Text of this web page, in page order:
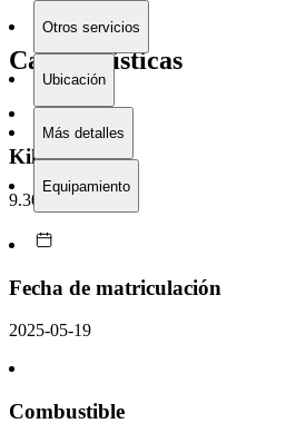
Otros servicios
Ubicación
Más detalles
Equipamiento
Características
Kilometraje
9.306 km
Fecha de matriculación
2025-05-19
Combustible